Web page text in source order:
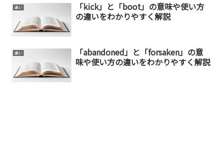
違い
「kick」と「boot」の意味や使い方
の違いをわかりやすく解説
違い
「abandoned」と「forsaken」の意
味や使い方の違いをわかりやすく解説